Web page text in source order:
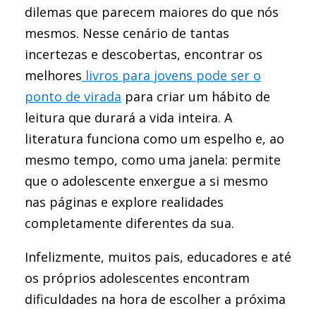
dilemas que parecem maiores do que nós
mesmos. Nesse cenário de tantas
incertezas e descobertas, encontrar os
melhores livros para jovens pode ser o
ponto de virada para criar um hábito de
leitura que durará a vida inteira. A
literatura funciona como um espelho e, ao
mesmo tempo, como uma janela: permite
que o adolescente enxergue a si mesmo
nas páginas e explore realidades
completamente diferentes da sua.
Infelizmente, muitos pais, educadores e até
os próprios adolescentes encontram
dificuldades na hora de escolher a próxima